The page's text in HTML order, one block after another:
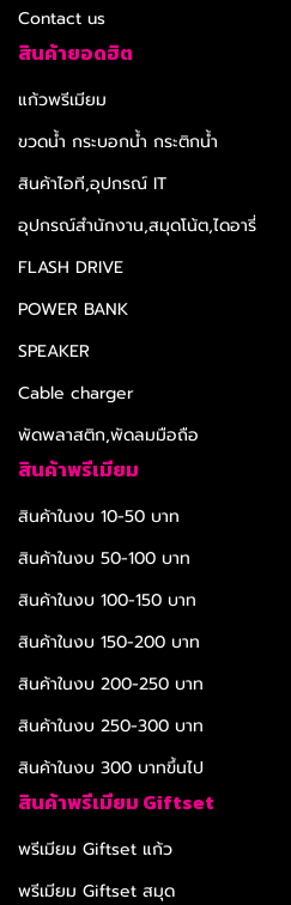
Contact us
สินค้ายอดฮิต
แก้วพรีเมียม
ขวดน้ำ กระบอกน้ำ กระติกน้ำ
สินค้าไอที,อุปกรณ์ IT
อุปกรณ์สำนักงาน,สมุดโน้ต,ไดอารี่
FLASH DRIVE
POWER BANK
SPEAKER
Cable charger
พัดพลาสติก,พัดลมมือถือ
สินค้าพรีเมียม
สินค้าในงบ 10-50 บาท
สินค้าในงบ 50-100 บาท
สินค้าในงบ 100-150 บาท
สินค้าในงบ 150-200 บาท
สินค้าในงบ 200-250 บาท
สินค้าในงบ 250-300 บาท
สินค้าในงบ 300 บาทขึ้นไป
สินค้าพรีเมียม Giftset
พรีเมียม Giftset แก้ว
พรีเมียม Giftset สมุด